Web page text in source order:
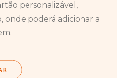
personalizável,
onde poderá adicionar a